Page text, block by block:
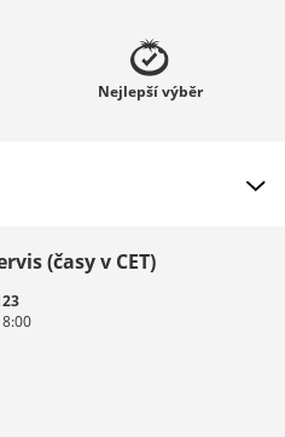
Nejlepšívýběr
(časy v CET)